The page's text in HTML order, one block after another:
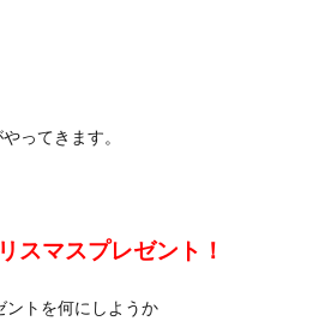
ってきます。
スマスプレゼント！
ントを何にしようか